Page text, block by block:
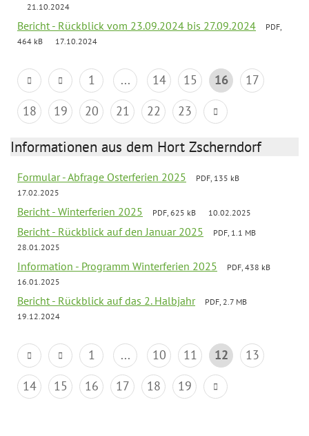
21.10.2024
Bericht - Rückblick vom 23.09.2024 bis 27.09.2024
PDF,
464 kB
17.10.2024
1 ... 14 15 16
17
18
19 20 21 22 23
Informationen aus dem Hort Zscherndorf
Formular - Abfrage Osterferien 2025
PDF, 135 kB
17.02.2025
Bericht - Winterferien 2025 PDF, 625 kB 10.02.2025
Bericht - Rückblick auf den Januar 2025
PDF, 1.1 MB
28.01.2025
Information - Programm Winterferien 2025
PDF, 438 kB
16.01.2025
Bericht - Rückblick auf das 2. Halbjahr
PDF, 2.7 MB
19.12.2024
1 ... 10 11 12
13
14
15 16 17 18 19